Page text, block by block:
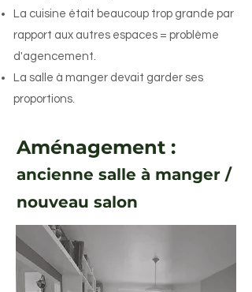
La cuisine était beaucoup trop grande par
rapport aux autres espaces = problème
d'agencement.
La salle à manger devait garder ses
proportions.
Aménagement :
ancienne salle à manger /
nouveau salon